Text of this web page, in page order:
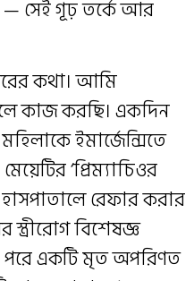
সেই গূঢ় তর্কে আর
কথা। আমি
কাজ করছি। একদিন
ইমার্জেন্সিতে
‘প্রিম্যাচিওর
রেফার করার
বিশেষজ্ঞ
পরে একটি মৃত অপরিণত